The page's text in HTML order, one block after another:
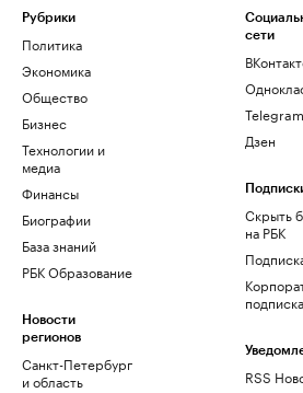
Рубрики
Политика
Экономика
Общество
Бизнес
Технологии и
медиа
Финансы
Биографии
База знаний
РБК Образование
Новости
регионов
Санкт-Петербург
и область
сети
Telegram
Дзен
Скрыть
на РБК
подписка
RSS